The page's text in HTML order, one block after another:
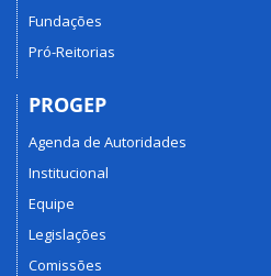
Fundações
Pró-Reitorias
PROGEP
Agenda de Autoridades
Institucional
Equipe
Legislações
Comissões